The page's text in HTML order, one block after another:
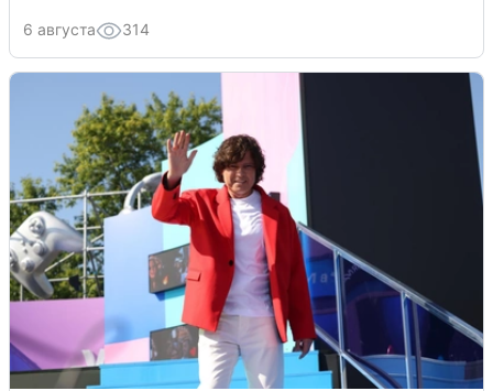
6 августа 314